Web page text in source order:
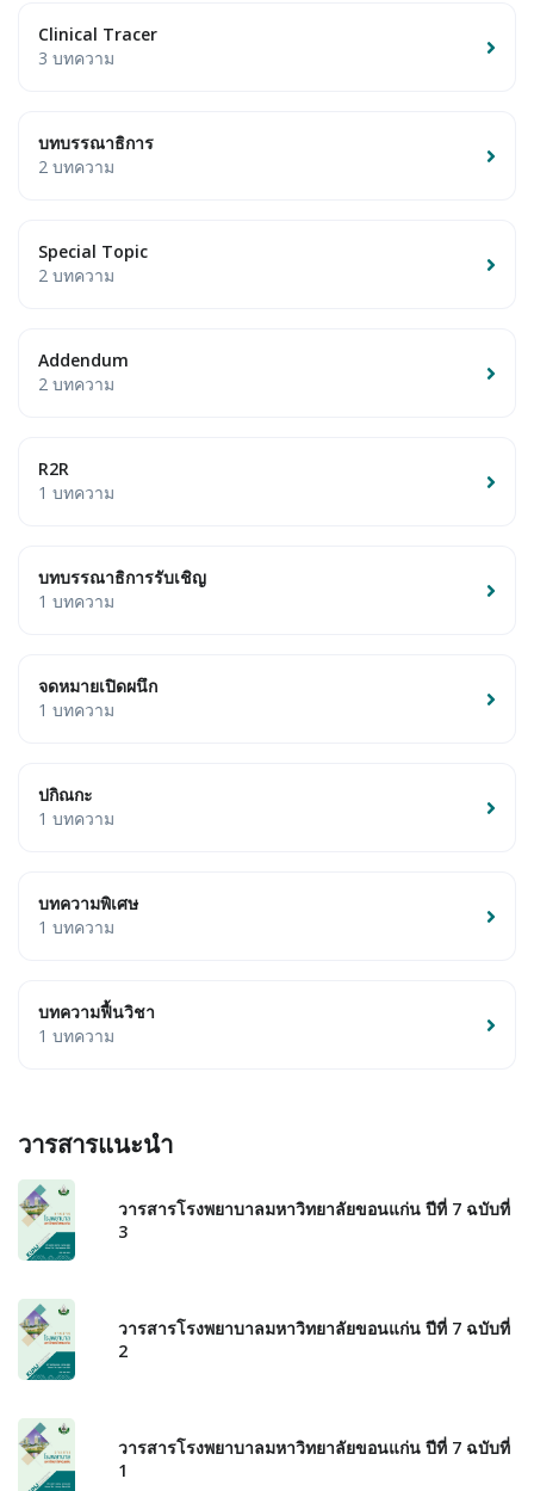
Clinical Tracer
3 บทความ
บทบรรณาธิการ
2 บทความ
Special Topic
2 บทความ
Addendum
2 บทความ
R2R
1 บทความ
บทบรรณาธิการรับเชิญ
1 บทความ
จดหมายเปิดผนึก
1 บทความ
ปกิณกะ
1 บทความ
บทความพิเศษ
1 บทความ
บทความฟื้นวิชา
1 บทความ
วารสารแนะนำ
วารสารโรงพยาบาลมหาวิทยาลัยขอนแก่น ปีที่ 7 ฉบับที่
3
วารสารโรงพยาบาลมหาวิทยาลัยขอนแก่น ปีที่ 7 ฉบับที่
2
วารสารโรงพยาบาลมหาวิทยาลัยขอนแก่น ปีที่ 7 ฉบับที่
1